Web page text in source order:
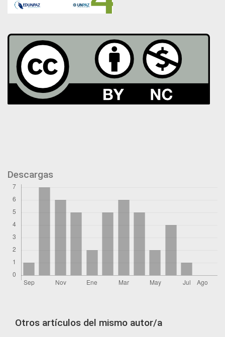
Descargas
Otros artículos del mismo autor/a